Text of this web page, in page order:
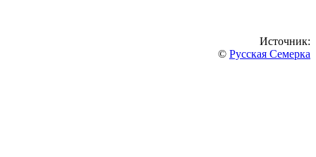
Источник:
© Русская Семерка